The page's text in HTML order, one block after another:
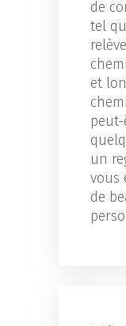
de
tel
et
un
vous
de